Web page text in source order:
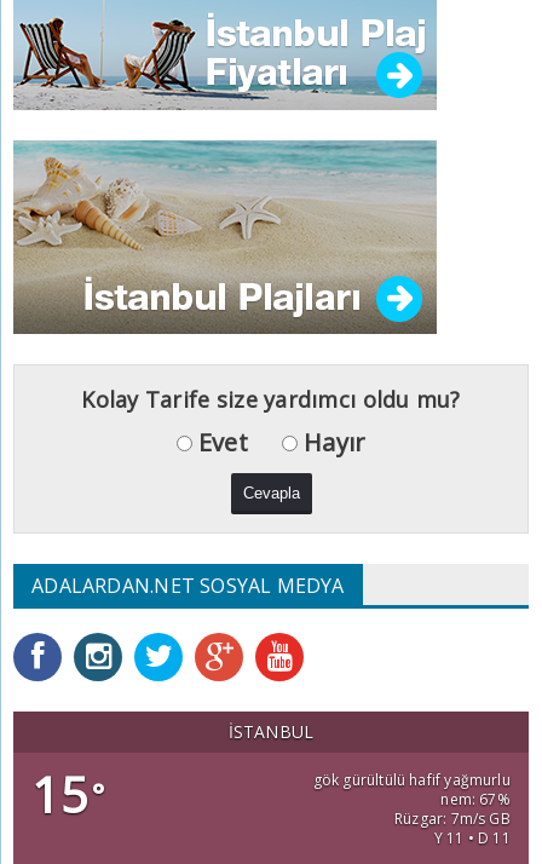
Kolay Tarife size yardımcı oldu mu?
Evet Hayır
ADALARDAN.NET SOSYAL MEDYA
İSTANBUL
15°
gök gürültülü hafif yağmurlu
nem: 67%
Rüzgar: 7m/s GB
Y 11 • D 11